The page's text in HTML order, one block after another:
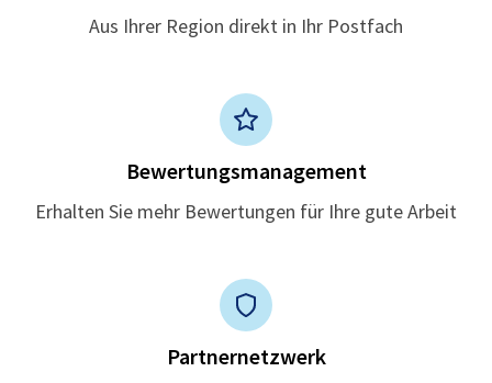
Aus Ihrer Region direkt in Ihr Postfach
Bewertungsmanagement
Erhalten Sie mehr Bewertungen für Ihre gute Arbeit
Partnernetzwerk